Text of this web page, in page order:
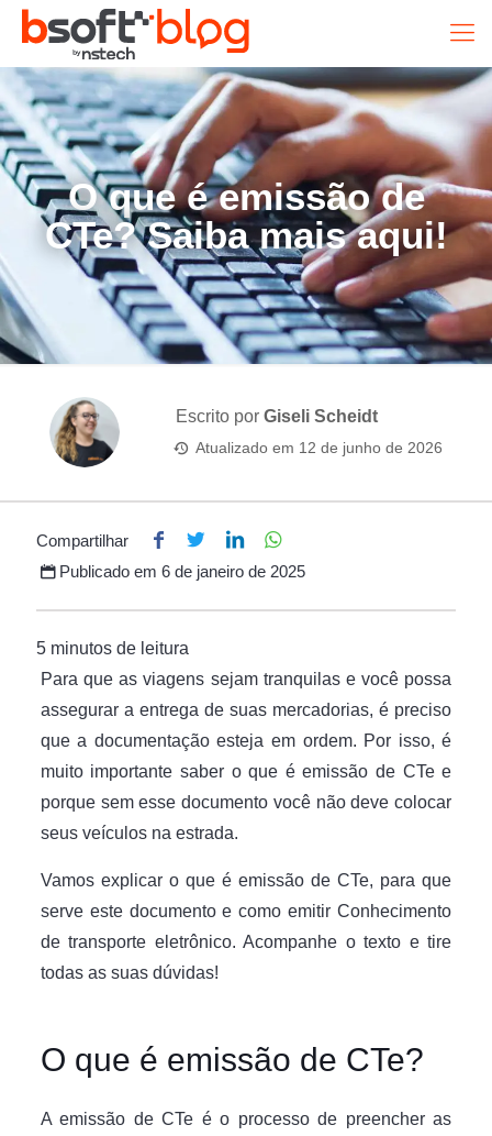
O que é emissão de
CTe? Saiba mais aqui!
Escrito por Giseli Scheidt
Atualizado em 12 de junho de 2026
Compartilhar
Publicado em6 de janeiro de 2025
Para que as viagens sejam tranquilas e você possa
assegurar a entrega de suas mercadorias, é preciso
que a documentação esteja em ordem. Por isso, é
muito importante saber o que é emissão de CTe e
porque sem esse documento você não deve colocar
seus veículos na estrada.
Vamos explicar o que é emissão de CTe, para que
serve este documento e como emitir Conhecimento
de transporte eletrônico. Acompanhe o texto e tire
todas as suas dúvidas!
O que é emissão de CTe?
A emissão de CTe é o processo de preencher as